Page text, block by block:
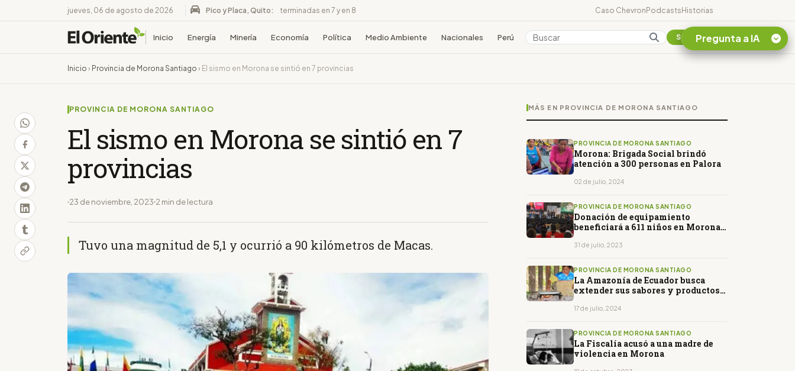
jueves, 06 de agosto de 2026 Pico y Placa, Quito: terminadas en 7 y en 8 Caso ChevronPodcastsHistorias
Inicio Energía Minería Economía Política Medio Ambiente Nacionales Perú Colombia Suscribirse
Inicio › Provincia de Morona Santiago › El sismo en Morona se sintió en 7 provincias
PROVINCIA DE MORONA SANTIAGO
El sismo en Morona se sintió en 7
provincias
23 de noviembre, 2023 2 min de lectura
Tuvo una magnitud de 5,1 y ocurrió a 90 kilómetros de Macas.
MÁS EN PROVINCIA DE MORONA SANTIAGO
PROVINCIA DE MORONA SANTIAGO
Morona: Brigada Social brindó
atención a 300 personas en Palora
02 de julio, 2024
PROVINCIA DE MORONA SANTIAGO
Donación de equipamiento
beneficiará a 611 niños en Morona
31 de julio, 2023
PROVINCIA DE MORONA SANTIAGO
La Amazonía de Ecuador busca
extender sus sabores y productos
17 de julio, 2024
PROVINCIA DE MORONA SANTIAGO
La Fiscalía acusó a una madre de
violencia en Morona
Pregunta a IA
¿En que consiste la